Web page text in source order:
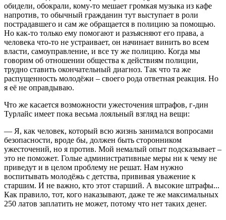
обидели, обокрали, кому-то мешает громкая музыка из кафе
напротив, то обычный гражданин тут выступает в роли
пострадавшего и сам же обращается в полицию за помощью.
Но как-то только ему помогают и разъясняют его права, а
человека что-то не устраивает, он начинает винить во всем
власти, самоуправление, и все ту же полицию. Когда мы
говорим об отношении общества к действиям полиции,
трудно ставить окончательный диагноз. Так что та же
распущенность молодёжи – своего рода ответная реакция. Но
я её не оправдываю.
Что же касается возможности ужесточения штрафов, г-дин
Турлайс имеет пока весьма лояльный взгляд на вещи:
— Я, как человек, который всю жизнь занимался вопросами
безопасности, вроде бы, должен быть сторонником
ужесточений, но я против. Мой немалый опыт подсказывает –
это не поможет. Голые административные меры ни к чему не
приведут и в целом проблему не решат. Нам нужно
воспитывать молодёжь с детства, прививая уважение к
старшим. И не важно, кто этот старший. А высокие штрафы...
Как правило, тот, кого наказывают, даже те же максимальных
250 латов заплатить не может, потому что нет таких денег.